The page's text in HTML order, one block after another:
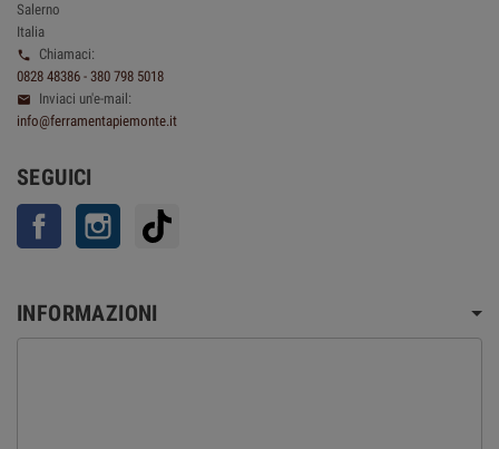
Salerno
Italia

Chiamaci:
0828 48386 - 380 798 5018

Inviaci un'e-mail:
info@ferramentapiemonte.it
SEGUICI
Facebook Instagram
INFORMAZIONI